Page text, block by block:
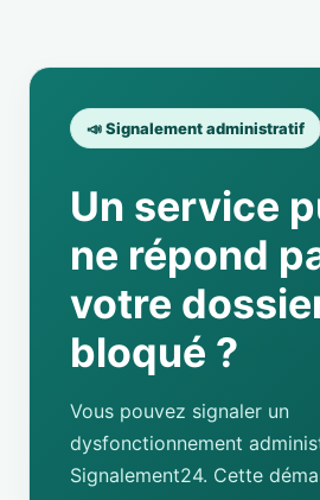
📣 Signalement administratif
Un service
ne répond
votre
bloqué ?
Vous pouvez signaler un
dysfonctionnement
Signalement24. Cette